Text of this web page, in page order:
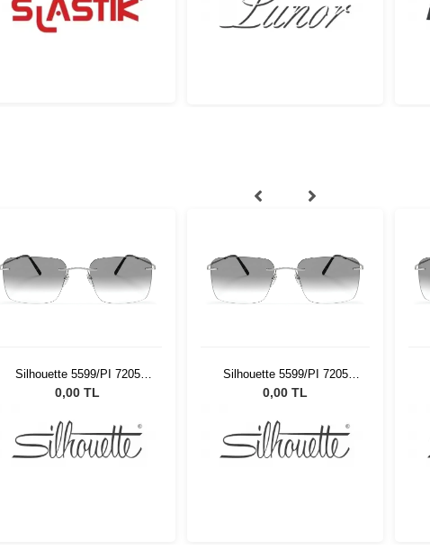
Silhouette 5599/PI 7205
56/19
0,00 TL
Silhouette 5599/PI 7205
56/19
0,00 TL